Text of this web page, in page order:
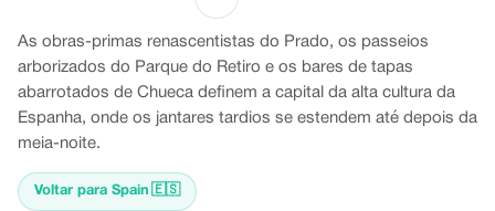
As obras-primas renascentistas do Prado, os passeios
arborizados do Parque do Retiro e os bares de tapas
abarrotados de Chueca definem a capital da alta cultura da
Espanha, onde os jantares tardios se estendem até depois da
meia-noite.
Voltar para Spain 🇪🇸